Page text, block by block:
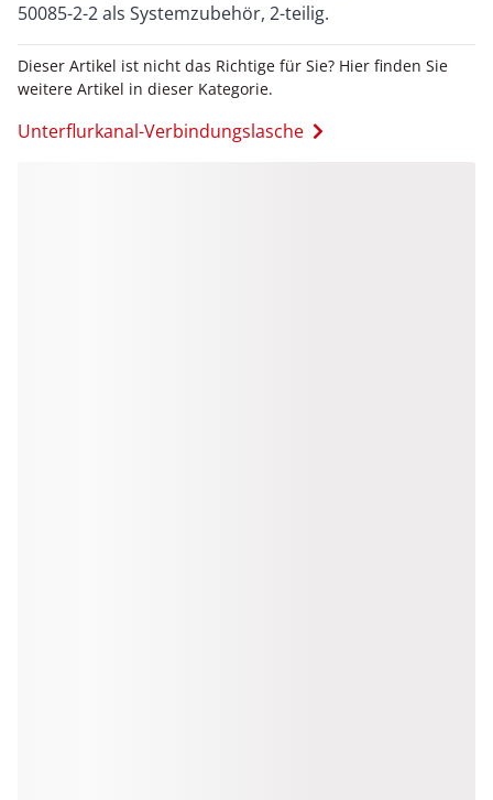
50085-2-2 als Systemzubehör, 2-teilig.
Dieser Artikel ist nicht das Richtige für Sie? Hier finden Sie
weitere Artikel in dieser Kategorie.
Unterflurkanal-Verbindungslasche